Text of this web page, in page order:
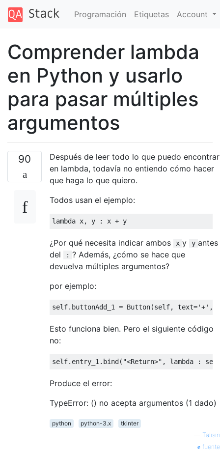
Programación Etiquetas Account
Comprender lambda
en Python y usarlo
para pasar múltiples
argumentos
90
Después de leer todo lo que puedo encontrar
en lambda, todavía no entiendo cómo hacer
que haga lo que quiero.
Todos usan el ejemplo:
lambda
¿Por qué necesita indicar ambos x y y antes
del
: ? Además, ¿cómo se hace que
devuelva múltiples argumentos?
por ejemplo:
self.buttonAdd_1 = Button(self, text='+' ,
Esto funciona bien. Pero el siguiente código
no:
self.entry_1.bind( "<Return>" , lambda :
Produce el error:
TypeError: () no acepta argumentos (1 dado)
python python-3.x
tkinter
— Talisin
fuente